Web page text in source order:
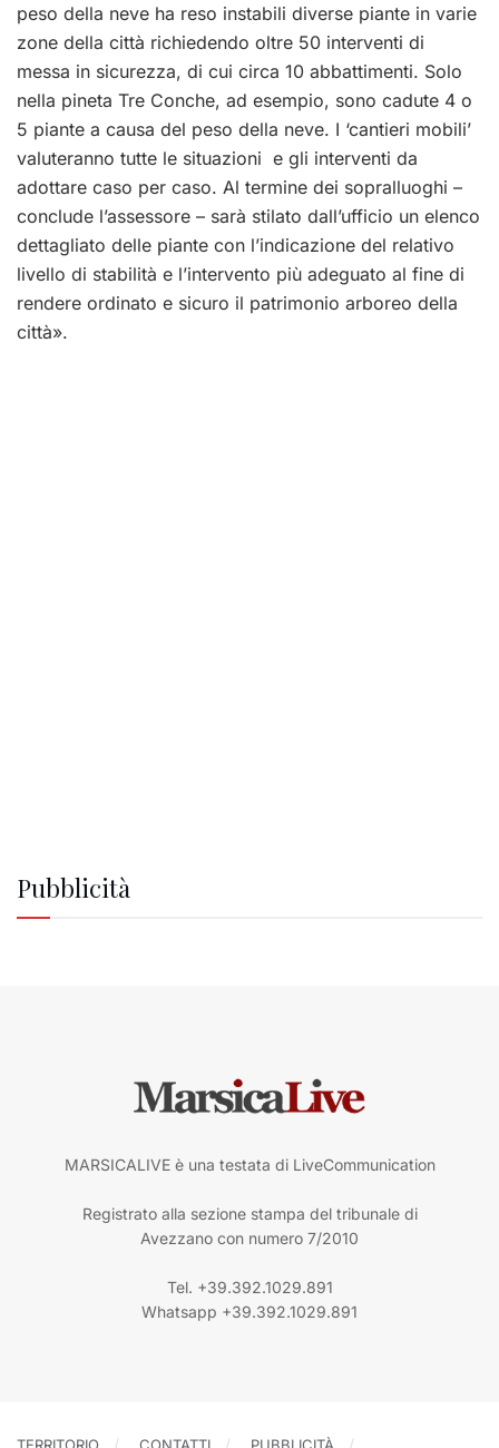
peso della neve ha reso instabili diverse piante in varie
zone della città richiedendo oltre 50 interventi di
messa in sicurezza, di cui circa 10 abbattimenti. Solo
nella pineta Tre Conche, ad esempio, sono cadute 4 o
5 piante a causa del peso della neve. I ‘cantieri mobili’
valuteranno tutte le situazioni e gli interventi da
adottare caso per caso. Al termine dei sopralluoghi –
conclude l’assessore – sarà stilato dall’ufficio un elenco
dettagliato delle piante con l’indicazione del relativo
livello di stabilità e l’intervento più adeguato al fine di
rendere ordinato e sicuro il patrimonio arboreo della
città».
Pubblicità
MARSICALIVE è una testata di LiveCommunication
Registrato alla sezione stampa del tribunale di
Avezzano con numero 7/2010
Tel. +39.392.1029.891
Whatsapp +39.392.1029.891